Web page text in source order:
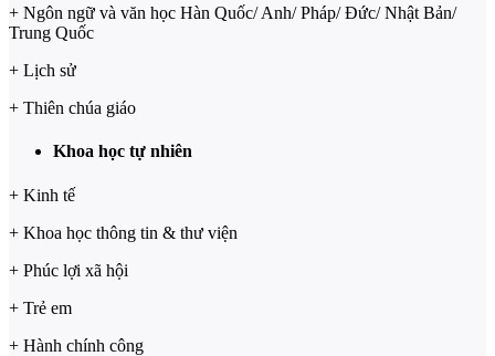
+ Ngôn ngữ và văn học Hàn Quốc/ Anh/ Pháp/ Đức/ Nhật Bản/
Trung Quốc
+ Lịch sử
+ Thiên chúa giáo
Khoa học tự nhiên
+ Kinh tế
+ Khoa học thông tin & thư viện
+ Phúc lợi xã hội
+ Trẻ em
+ Hành chính công